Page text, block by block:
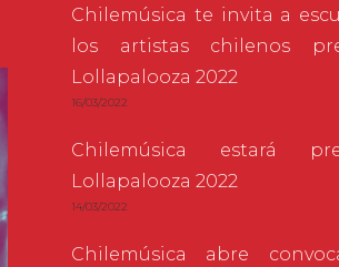
Chilemúsica te invita a
los artistas chilenos
Lollapalooza 2022
16/03/2022
Chilemúsica estará
Lollapalooza 2022
14/03/2022
Chilemúsica abre